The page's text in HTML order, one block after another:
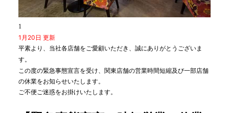
1
1月20日 更新
平素より、当社各店舗をご愛顧いただき、誠にありがとうございま
す。
この度の緊急事態宣言を受け、関東店舗の営業時間短縮及び一部店舗
の休業をお知らせいたします。
ご不便ご迷惑をお掛けいたします。